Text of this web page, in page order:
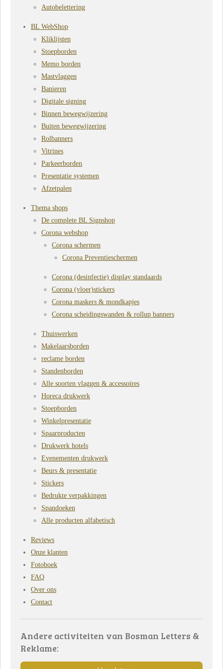
Autobelettering
BL WebShop
Kliklijsten
Stoepborden
Memo borden
Mastvlaggen
Banieren
Digitale signing
Binnen bewegwijzering
Buiten bewegwijzering
Rolbanners
Vitrines
Parkeerborden
Presentatie systemen
Afzetpalen
Thema shops
De complete BL Signshop
Corona webshop
Corona schermen
Corona Preventieschermen
Corona (desinfectie) display standaards
Corona (vloer)stickers
Corona maskers & mondkapjes
Corona scheidingswanden & rollup banners
Thuiswerken
Makelaarsborden
reclame borden
Standenborden
Alle soorten vlaggen & accessoires
Horeca drukwerk
Stoepborden
Winkelpresentatie
Spaarproducten
Drukwerk hotels
Evenementen drukwerk
Beurs & presentatie
Stickers
Bedrukte verpakkingen
Spandoeken
Alle producten alfabetisch
Reviews
Onze klanten
Fotoboek
FAQ
Over ons
Contact
Andere activiteiten van Bosman Letters &
Reklame: